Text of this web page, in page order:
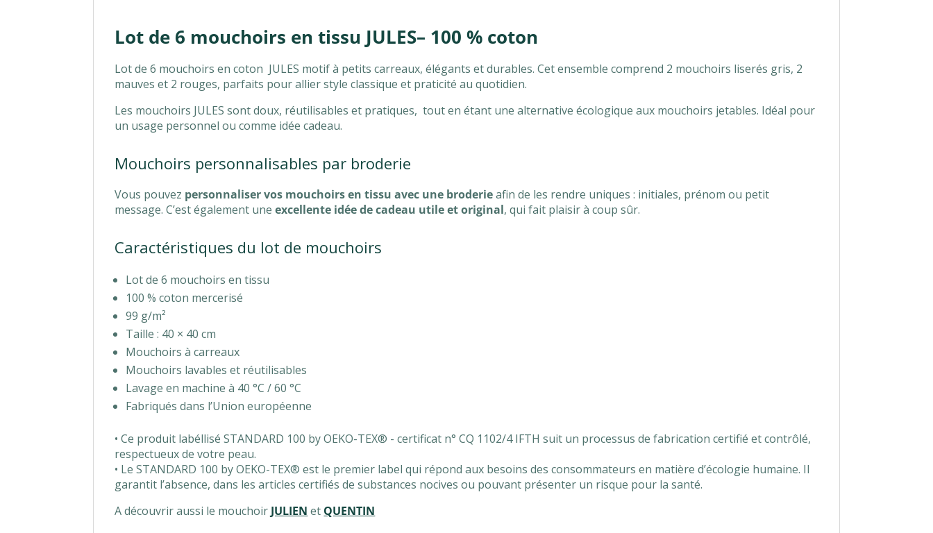
Lot de 6 mouchoirs en tissu JULES– 100 % coton
Lot de 6 mouchoirs en coton JULES motif à petits carreaux, élégants et durables. Cet ensemble comprend 2 mouchoirs liserés gris, 2
mauves et 2 rouges, parfaits pour allier style classique et praticité au quotidien.
Les mouchoirs JULES sont doux, réutilisables et pratiques, tout en étant une alternative écologique aux mouchoirs jetables. Idéal pour
un usage personnel ou comme idée cadeau.
Mouchoirs personnalisables par broderie
Vous pouvez personnaliser vos mouchoirs en tissu avec une broderieafin de les rendre uniques : initiales, prénom ou petit
message. C’est également uneexcellente idée de cadeau utile et original, qui fait plaisir à coup sûr.
Caractéristiques du lot de mouchoirs
Lot de 6 mouchoirs en tissu
100 % coton mercerisé
99 g/m²
Taille : 40 × 40 cm
Mouchoirs à carreaux
Mouchoirs lavables et réutilisables
Lavage en machine à 40 °C / 60 °C
Fabriqués dans l’Union européenne
• Ce produit labéllisé STANDARD 100 by OEKO-TEX® - certificat n° CQ 1102/4 IFTH suit un processus de fabrication certifié et contrôlé,
respectueux de votre peau.
• Le STANDARD 100 by OEKO-TEX® est le premier label qui répond aux besoins des consommateurs en matière d’écologie humaine. Il
garantit l’absence, dans les articles certifiés de substances nocives ou pouvant présenter un risque pour la santé.
A découvrir aussi le mouchoir JULIEN et QUENTIN